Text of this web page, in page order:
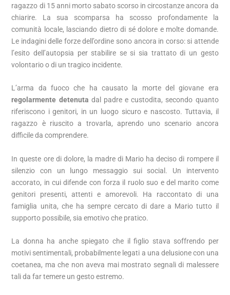
ragazzo di 15 anni morto sabato scorso in circostanze ancora da
chiarire. La sua scomparsa ha scosso profondamente la
comunità locale, lasciando dietro di sé dolore e molte domande.
Le indagini delle forze dell’ordine sono ancora in corso: si attende
l’esito dell’autopsia per stabilire se si sia trattato di un gesto
volontario o di un tragico incidente.
L’arma da fuoco che ha causato la morte del giovane era
regolarmente detenuta dal padre e custodita, secondo quanto
riferiscono i genitori, in un luogo sicuro e nascosto. Tuttavia, il
ragazzo è riuscito a trovarla, aprendo uno scenario ancora
difficile da comprendere.
In queste ore di dolore, la madre di Mario ha deciso di rompere il
silenzio con un lungo messaggio sui social. Un intervento
accorato, in cui difende con forza il ruolo suo e del marito come
genitori presenti, attenti e amorevoli. Ha raccontato di una
famiglia unita, che ha sempre cercato di dare a Mario tutto il
supporto possibile, sia emotivo che pratico.
La donna ha anche spiegato che il figlio stava soffrendo per
motivi sentimentali, probabilmente legati a una delusione con una
coetanea, ma che non aveva mai mostrato segnali di malessere
tali da far temere un gesto estremo.